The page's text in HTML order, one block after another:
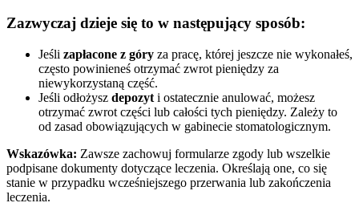
Zazwyczaj dzieje się to w następujący sposób:
Jeśli zapłacone z góry za pracę, której jeszcze nie wykonałeś,
często powinieneś otrzymać zwrot pieniędzy za
niewykorzystaną część.
Jeśli odłożysz depozyt i ostatecznie anulować, możesz
otrzymać zwrot części lub całości tych pieniędzy. Zależy to
od zasad obowiązujących w gabinecie stomatologicznym.
Wskazówka: Zawsze zachowuj formularze zgody lub wszelkie
podpisane dokumenty dotyczące leczenia. Określają one, co się
stanie w przypadku wcześniejszego przerwania lub zakończenia
leczenia.